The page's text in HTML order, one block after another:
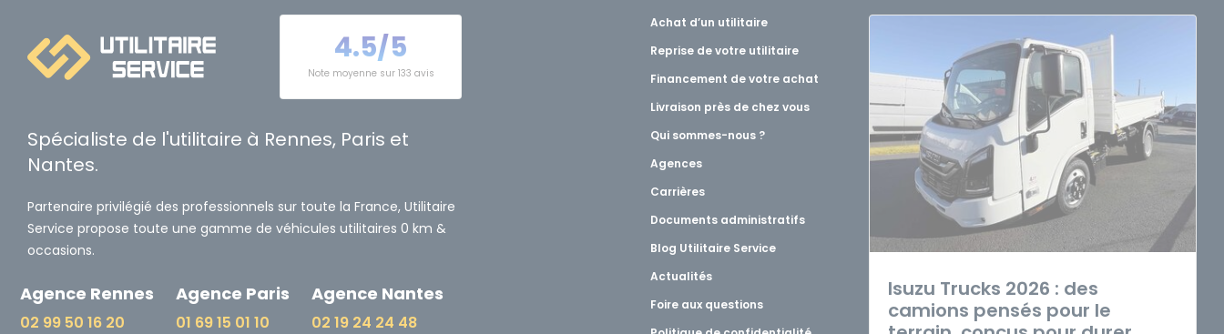
Achat d’un utilitaire
Reprise de votre utilitaire
Financement de votre achat
Livraison près de chez vous
Qui sommes-nous ?
Agences
Carrières
Documents administratifs
Blog Utilitaire Service
Actualités
Foire aux questions
Isuzu Trucks 2026 : des
camions pensés pour le
4.5/5
Note moyenne sur 133 avis
Spécialiste de l'utilitaire à Rennes, Paris et
Nantes.
Partenaire privilégié des professionnels sur toute la France, Utilitaire
Service propose toute une gamme de véhicules utilitaires 0 km &
occasions.
Agence Rennes
02 99 50 16 20
Agence Paris
01 69 15 01 10
Agence Nantes
02 19 24 24 48